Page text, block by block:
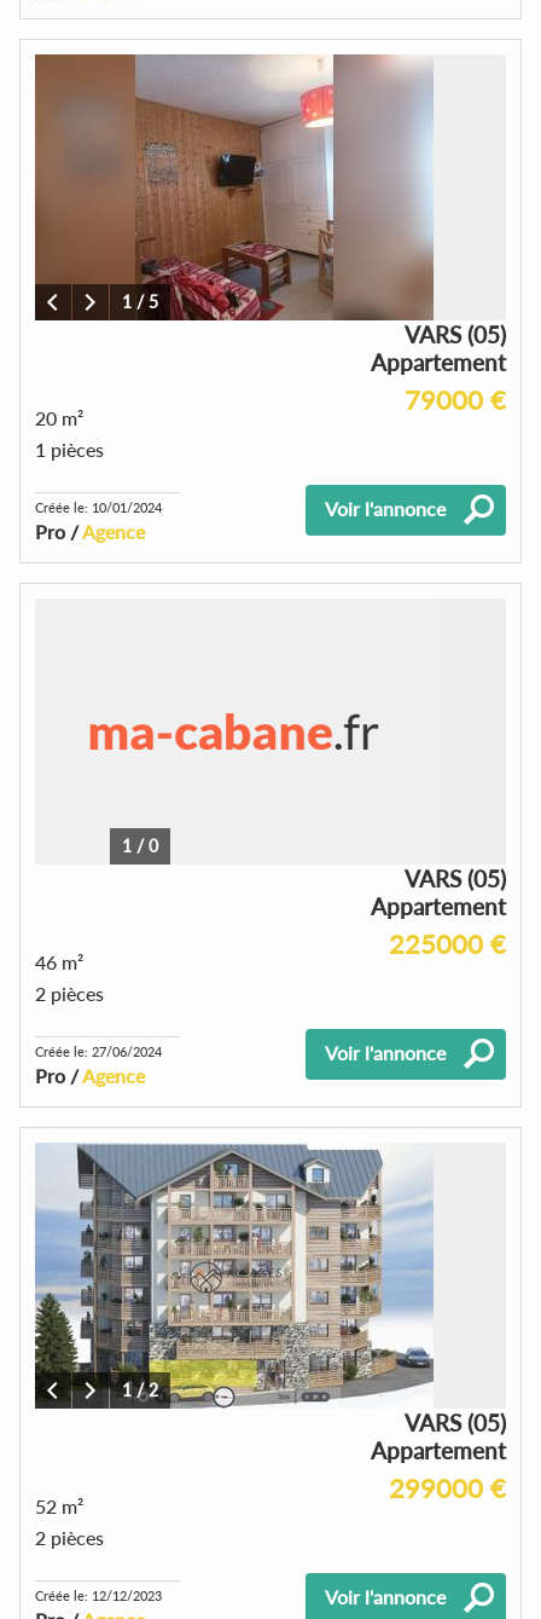
1 /5
VARS (05)
Appartement
79000 €
20 m²
1 pièces
Créée le: 10/01/2024
Pro /Agence
Voir l'annonce
1 /0
VARS (05)
Appartement
225000 €
46 m²
2 pièces
Créée le: 27/06/2024
Pro /Agence
Voir l'annonce
1/2
VARS (05)
Appartement
299000 €
52 m²
2 pièces
Créée le: 12/12/2023 Voir l'annonce